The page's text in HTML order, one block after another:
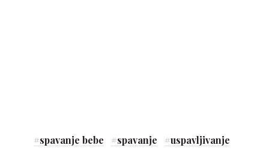
#spavanje bebe #spavanje #uspavljivanje